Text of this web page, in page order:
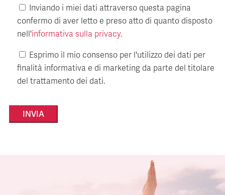
Inviando i miei dati attraverso questa pagina
confermo di aver letto e preso atto di quanto disposto
nell'informativa sulla privacy.
Esprimo il mio consenso per l'utilizzo dei dati per
finalità informativa e di marketing da parte del titolare
del trattamento dei dati.